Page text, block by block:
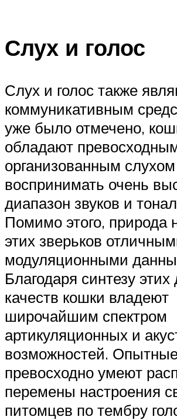
Слух и голос
Слух и голос также
коммуникативным
уже было отмечено,
обладают
организованным
воспринимать очень
диапазон звуков и
Помимо этого, природа
этих зверьков
модуляционными
Благодаря синтезу этих
качеств кошки владеют
широчайшим спектром
артикуляционных и
возможностей.
превосходно умеют
перемены настроения
питомцев по тембру